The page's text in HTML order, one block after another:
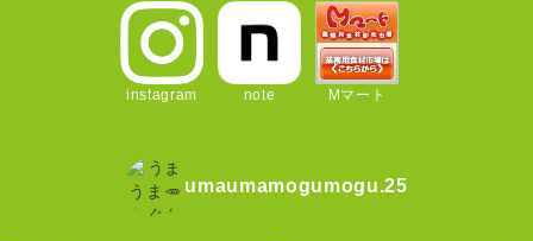
instagram note Mマート
umaumamogumogu.25